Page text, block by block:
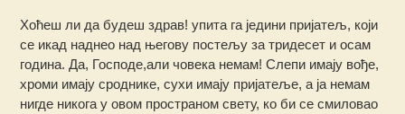
Хоћеш ли да будеш здрав! упита га једини пријатељ, који
се икад наднео над његову постељу за тридесет и осам
година. Да, Господе,али човека немам! Слепи имају вође,
хроми имају сроднике, сухи имају пријатеље, а ја немам
нигде никога у овом пространом свету, ко би се смиловао